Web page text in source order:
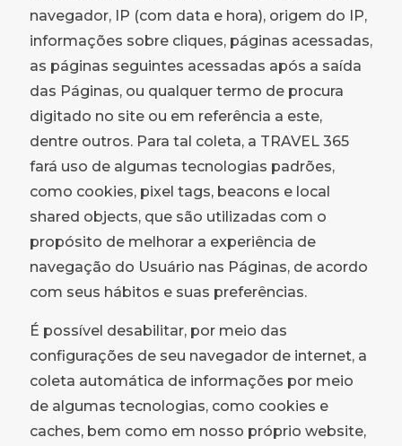
navegador, IP (com data e hora), origem do IP,
informações sobre cliques, páginas acessadas,
as páginas seguintes acessadas após a saída
das Páginas, ou qualquer termo de procura
digitado no site ou em referência a este,
dentre outros. Para tal coleta, a TRAVEL 365
fará uso de algumas tecnologias padrões,
como cookies, pixel tags, beacons e local
shared objects, que são utilizadas com o
propósito de melhorar a experiência de
navegação do Usuário nas Páginas, de acordo
com seus hábitos e suas preferências.
É possível desabilitar, por meio das
configurações de seu navegador de internet, a
coleta automática de informações por meio
de algumas tecnologias, como cookies e
caches, bem como em nosso próprio website,